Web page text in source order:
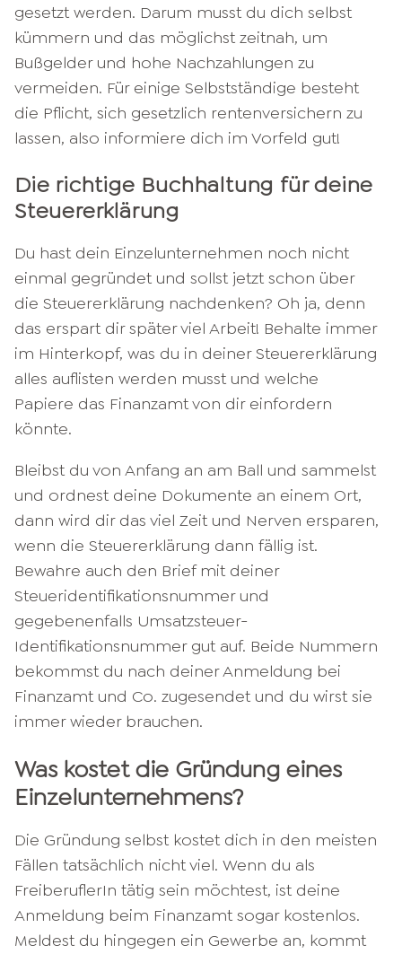
gesetzt werden. Darum musst du dich selbst
kümmern und das möglichst zeitnah, um
Bußgelder und hohe Nachzahlungen zu
vermeiden. Für einige Selbstständige besteht
die Pflicht, sich gesetzlich rentenversichern zu
lassen, also informiere dich im Vorfeld gut!
Die richtige Buchhaltung für deine
Steuererklärung
Du hast dein Einzelunternehmen noch nicht
einmal gegründet und sollst jetzt schon über
die Steuererklärung nachdenken? Oh ja, denn
das erspart dir später viel Arbeit! Behalte immer
im Hinterkopf, was du in deiner Steuererklärung
alles auflisten werden musst und welche
Papiere das Finanzamt von dir einfordern
könnte.
Bleibst du von Anfang an am Ball und sammelst
und ordnest deine Dokumente an einem Ort,
dann wird dir das viel Zeit und Nerven ersparen,
wenn die Steuererklärung dann fällig ist.
Bewahre auch den Brief mit deiner
Steueridentifikationsnummer und
gegebenenfalls Umsatzsteuer-
Identifikationsnummer gut auf. Beide Nummern
bekommst du nach deiner Anmeldung bei
Finanzamt und Co. zugesendet und du wirst sie
immer wieder brauchen.
Was kostet die Gründung eines
Einzelunternehmens?
Die Gründung selbst kostet dich in den meisten
Fällen tatsächlich nicht viel. Wenn du als
FreiberuflerIn tätig sein möchtest, ist deine
Anmeldung beim Finanzamt sogar kostenlos.
Meldest du hingegen ein Gewerbe an, kommt